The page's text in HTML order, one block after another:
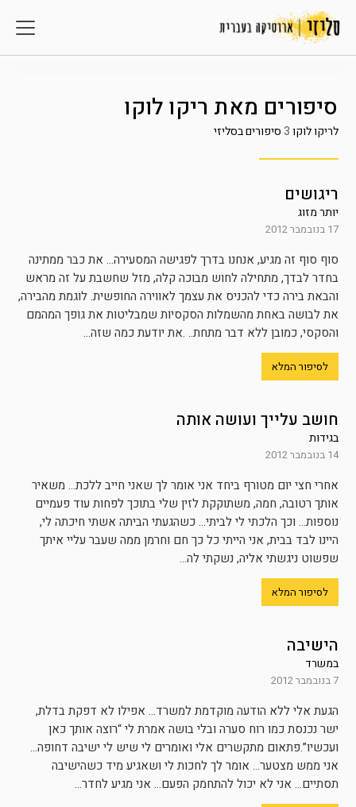
סיפורים מאת ריקו לוקו
לריקו לוקו3סיפורים בסליזי
ריגושים
יותר מזוג
17 בנובמבר 2012
סוף סוף זה מגיע, אנחנו בדרך לפגישה המסעירה… את כבר ממתינה
בחדר לבדך, מתחילה לחוש מבוכה קלה, מזל שחשבת על זה מראש
והבאת בירה כדי להכניס את עצמך לאווירה החופשית. לוגמת מהבירה,
את לבושה באחת מהשמלות הסקסיות שמבליטות את גופך המהמם
והסקסי, כמובן ללא דבר מתחת.. .את יודעת כמה שזה...
לסיפור המלא
חושב עלייך ועושה אותה
בגידות
14 בנובמבר 2012
אחרי חצי יום מטורף ביחד אני אומר לך שאני חייב ללכת… משאיר
אותך רטובה, חמה, משתוקקת לזין שלי בתוכך לפחות עוד פעמיים
נוספות… וכך הלכתי לי לביתי… כשהגעתי הביתה אשתי חיכתה לי,
היינו לבד בבית, אני הייתי כל כך חם וחרמן ממה שעבר עליי איתך
שפשוט ניגשתי אליה, נשקתי לה...
לסיפור המלא
הישיבה
במשרד
7 בנובמבר 2012
הגעת אלי ללא הודעה מוקדמת למשרד… אפילו לא דפקת בדלת,
ישר נכנסת כמו רוח סערה ובלי בושה אמרת לי “רוצה אותך כאן
ועכשיו”.פתאום מתקשרים אלי ואומרים לי שיש לי ישיבה דחופה…
אני ממש מצטער… אומר לך לחכות לי ושאגיע מיד כשהישיבה
תסתיים… אני לא יכול להתחמק הפעם… אני מגיע לחדר...